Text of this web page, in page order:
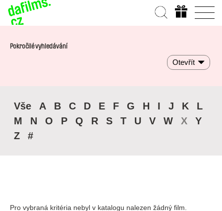
Pokročilé vyhledávání
Otevřít
Vše A B C D E F G H I J K
L
M
N O P Q R S T U V W X
Y
Z
#
Pro vybraná kritéria nebyl v katalogu nalezen žádný film.